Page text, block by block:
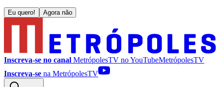
Eu quero! Agora não
Inscreva-se no canal MetrópolesTV noYouTubeMetrópolesTV
Inscreva-se na MetrópolesTV